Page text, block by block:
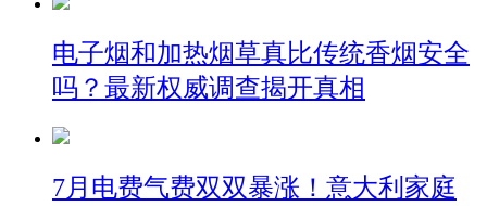
电子烟和加热烟草真比传统香烟安全
吗？最新权威调查揭开真相
7月电费气费双双暴涨！意大利家庭